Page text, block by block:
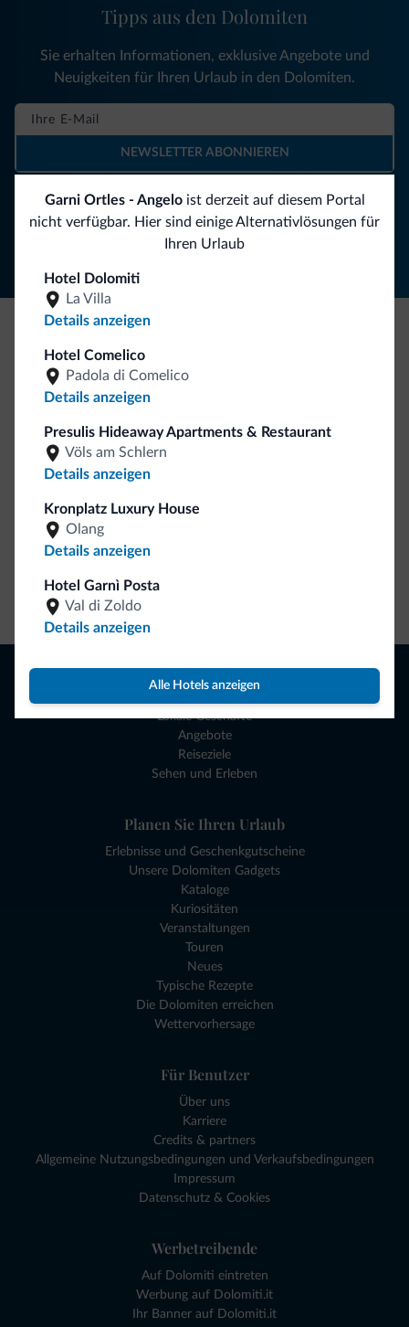
Garni Ortles - Angeloist derzeit auf diesem Portal
nicht verfügbar. Hier sind einige Alternativlösungen für
Ihren Urlaub
Hotel Dolomiti
La Villa
Details anzeigen
Hotel Comelico
Padola di Comelico
Details anzeigen
Presulis Hideaway Apartments & Restaurant
Völs am Schlern
Details anzeigen
Kronplatz Luxury House
Olang
Details anzeigen
Hotel Garnì Posta
Val di Zoldo
Details anzeigen
Alle Hotels anzeigen
Folgen Sie Dolomiti.it auf
Tipps aus den Dolomiten
Sie erhalten Informationen, exklusive Angebote und
Neuigkeiten für Ihren Urlaub in den Dolomiten.
NEWSLETTER ABONNIEREN
Seien Sie originell, entdecken Sie die neue
Kollektion
So viele von Ihnen haben uns gefragt. Die neue Kollektion
von Dolomiti.it ist da!
Browsen
Lokale Geschäfte
Angebote
Reiseziele
Sehen und Erleben
Planen Sie Ihren Urlaub
Erlebnisse und Geschenkgutscheine
Unsere Dolomiten Gadgets
Kataloge
Kuriositäten
Veranstaltungen
Touren
Neues
Typische Rezepte
Die Dolomiten erreichen
Wettervorhersage
Für Benutzer
Über uns
Karriere
Credits & partners
Allgemeine Nutzungsbedingungen und Verkaufsbedingungen
Impressum
Datenschutz & Cookies
Werbetreibende
Auf Dolomiti eintreten
Werbung auf Dolomiti.it
Ihr Banner auf Dolomiti.it